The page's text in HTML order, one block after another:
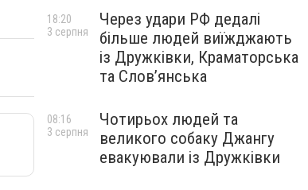
Через удари РФ дедалі
більше людей виїжджають
із Дружківки, Краматорська
та Слов’янська
18:20
3 серпня
Чотирьох людей та
великого собаку Джангу
евакуювали із Дружківки
08:16
3 серпня